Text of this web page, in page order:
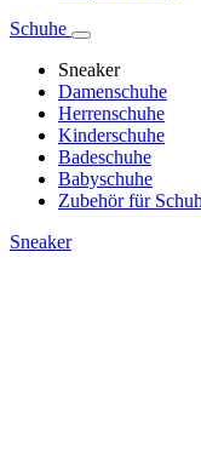
Schuhe
Sneaker
Damenschuhe
Herrenschuhe
Kinderschuhe
Badeschuhe
Babyschuhe
Zubehör für
Sneaker